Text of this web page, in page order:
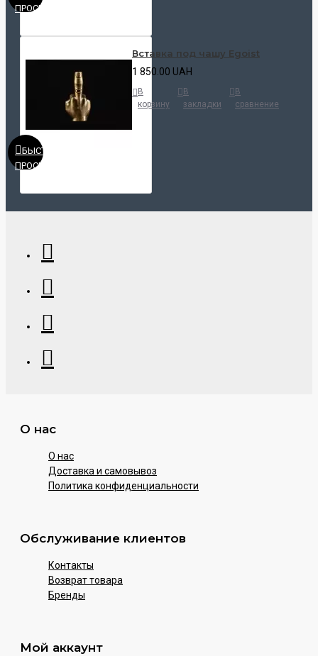
ПРОСМОТР
БЫСТРЫЙ
ПРОСМОТР
Вставка под чашу Egoist
1 850.00 UAH
В
корзину
В
закладки
В
сравнение
О нас
О нас
Доставка и самовывоз
Политика конфиденциальности
Обслуживание клиентов
Контакты
Возврат товара
Бренды
Мой аккаунт